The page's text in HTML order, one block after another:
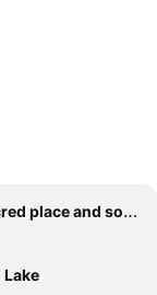
source of artistic inspiration